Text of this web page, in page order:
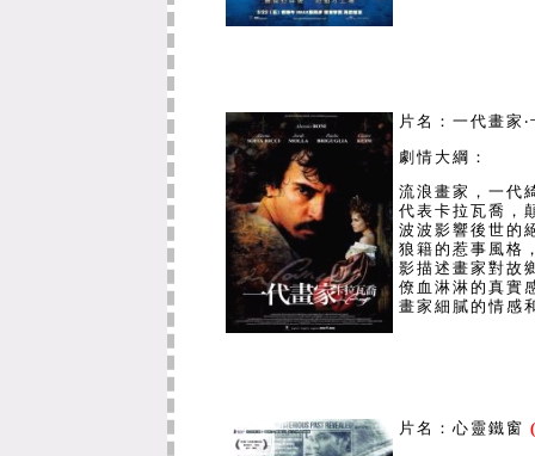
資訊工程學系
化學工程及材
生命科學系
片名：一代畫家
劇情大綱：
流浪畫家，一代
代表卡拉瓦喬，
波波影響後世的
狼籍的惹事風格
影描述畫家對故
僚血淋淋的真實
畫家細膩的情感
片名： 心靈鐵窗